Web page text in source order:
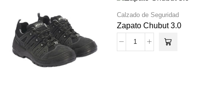
Calzado de Seguridad
Zapato Chubut 3.0